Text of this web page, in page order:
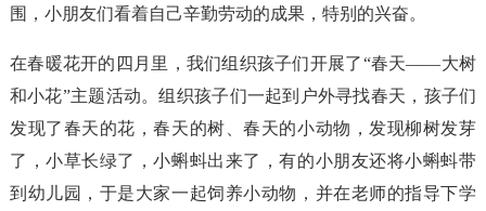
围，小朋友们看着自己辛勤劳动的成果，特别的兴奋。
在春暖花开的四月里，我们组织孩子们开展了“春天——大树
和小花”主题活动。组织孩子们一起到户外寻找春天，孩子们
发现了春天的花，春天的树、春天的小动物，发现柳树发芽
了，小草长绿了，小蝌蚪出来了，有的小朋友还将小蝌蚪带
到幼儿园，于是大家一起饲养小动物，并在老师的指导下学